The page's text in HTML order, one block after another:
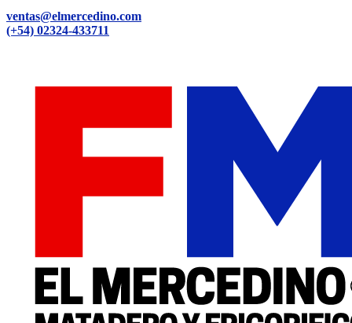
ventas@elmercedino.com
(+54) 02324-433711